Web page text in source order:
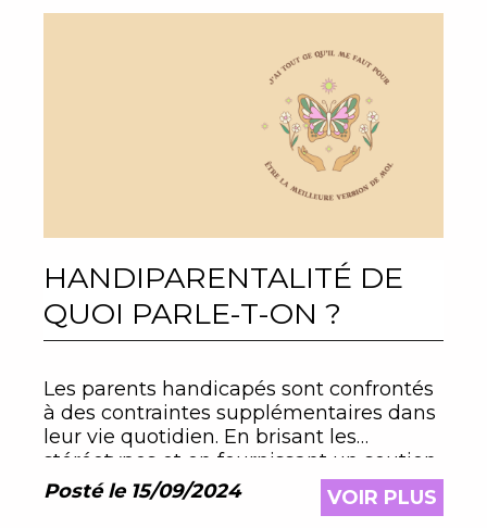
HANDIPARENTALITÉ DE
QUOI PARLE-T-ON ?
Les parents handicapés sont confrontés
à des contraintes supplémentaires dans
leur vie quotidien. En brisant les
stéréotypes et en fournissant un soutien
adapté , la société peut aider ces
parents en situation de handicap à
Posté le 15/09/2024 VOIR PLUS